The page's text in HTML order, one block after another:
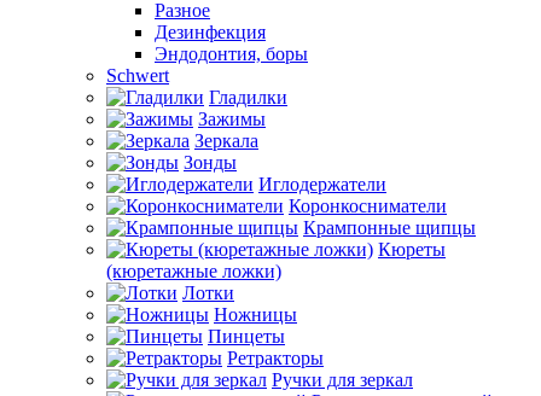
Разное
Дезинфекция
Эндодонтия, боры
Schwert
Гладилки
Зажимы
Зеркала
Зонды
Иглодержатели
Коронкосниматели
Крампонные щипцы
Кюреты
(кюретажные ложки)
Лотки
Ножницы
Пинцеты
Ретракторы
Ручки для зеркал